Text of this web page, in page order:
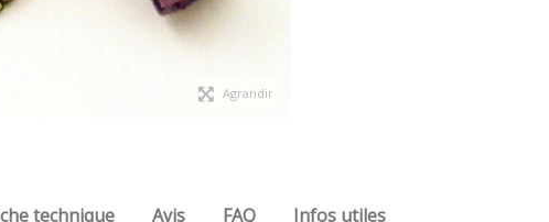
Agrandir
technique Avis FAQ Infos utiles